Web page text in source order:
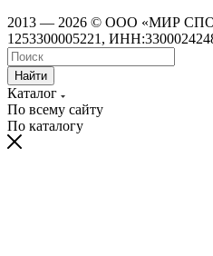
2013 — 2026 © ООО «МИР
1253300005221,
Найти
Каталог
По всему сайту
По каталогу